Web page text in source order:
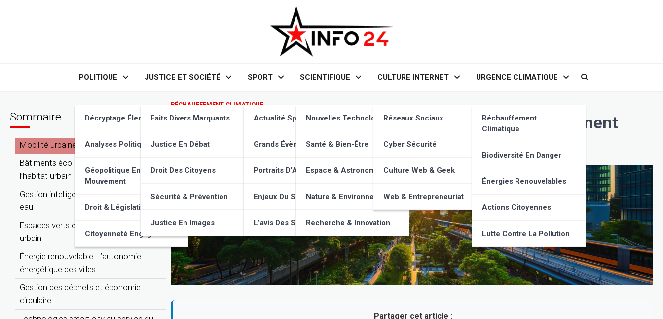
POLITIQUE
Décryptage Élections
Analyses Politiques
Géopolitique En
Mouvement
Droit & Législation
Citoyenneté Engagée
JUSTICE ET SOCIÉTÉ
Faits Divers Marquants
Justice En Débat
Droit Des Citoyens
Sécurité & Prévention
Justice En Images
SPORT
Actualité Sportive
Grands Évènements
Portraits D’Athlètes
Enjeux Du Sport
L’avis Des Supporters
SCIENTIFIQUE
Nouvelles Technologies
Santé & Bien-Être
Espace & Astronomie
Nature & Environnement
Recherche & Innovation
CULTURE INTERNET
Réseaux Sociaux
Cyber Sécurité
Culture Web & Geek
Web & Entrepreneuriat
URGENCE CLIMATIQUE
Réchauffement
Climatique
Biodiversité En Danger
Énergies Renouvelables
Actions Citoyennes
Lutte Contre La Pollution
RÉCHAUFFEMENT CLIMATIQUE
Villes durables : quelles innovations face au réchauffement
climatique ?
Partager cet article :
Sommaire
Mobilité urbaine repensée
Bâtiments éco-responsables : l’avenir de
l’habitat urbain
Gestion intelligente des ressources en
eau
Espaces verts et biodiversité en milieu
urbain
Énergie renouvelable : l’autonomie
énergétique des villes
Gestion des déchets et économie
circulaire